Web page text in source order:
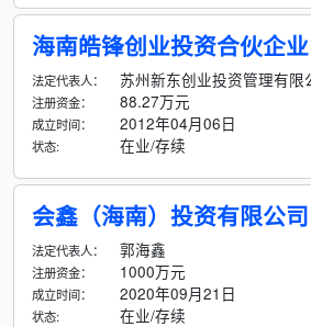
海南皓锋创业投资合伙企业
法定代表人： 苏州新东创业投资管理有限
注册资金： 88.27万元
成立时间： 2012年04月06日
状态: 在业/存续
会鑫（海南）投资有限公司
法定代表人： 郭海鑫
注册资金： 1000万元
成立时间： 2020年09月21日
状态: 在业/存续